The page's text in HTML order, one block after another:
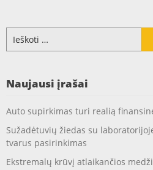
Ieškoti:
Naujausi įrašai
Auto supirkimas turi realią
Sužadėtuvių žiedas su
tvarus pasirinkimas
Ekstremalų krūvį atlaikančios